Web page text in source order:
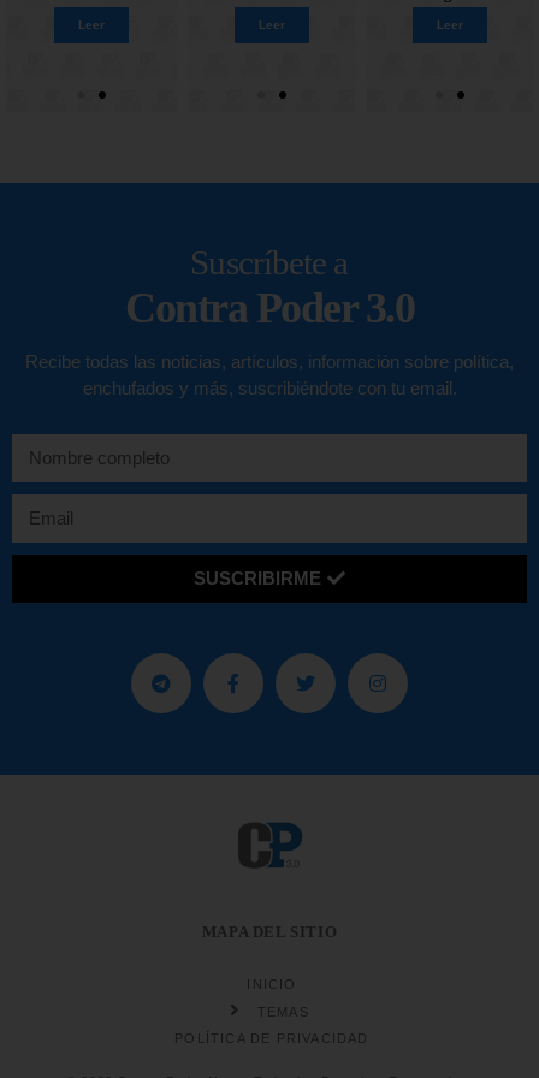
Leer
Leer Leer
Leer Leer
Suscríbete a
Contra Poder 3.0
Recibe todas las noticias, artículos, información sobre política,
enchufados y más, suscribiéndote con tu email.
SUSCRIBIRME
MAPA DEL SITIO
INICIO
TEMAS
POLÍTICA DE PRIVACIDAD